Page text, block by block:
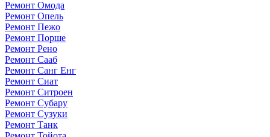
Ремонт Омода
Ремонт Опель
Ремонт Пежо
Ремонт Порше
Ремонт Рено
Ремонт Сааб
Ремонт Санг Енг
Ремонт Сиат
Ремонт Ситроен
Ремонт Субару
Ремонт Сузуки
Ремонт Танк